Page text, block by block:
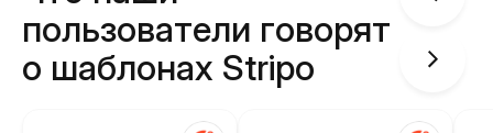
пользователи говорят
о шаблонах Stripo